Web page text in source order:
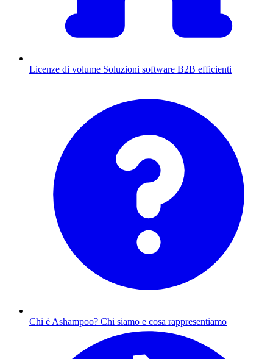
Licenze di volume Soluzioni software B2B efficienti
Chi è Ashampoo? Chi siamo e cosa rappresentiamo